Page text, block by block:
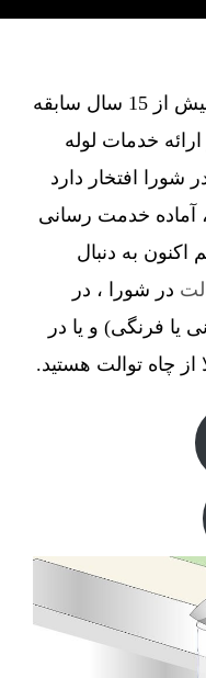
گروه فنی آذین گستر آچاگ ، با بیش از 15 سال سابقه
خدمات لوله
شورا افتخار دارد
آماده خدمت رسانی
به دنبال
در شورا ، در
یا فرنگی) و یا در
از چاه توالت هستید.